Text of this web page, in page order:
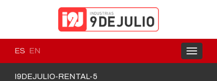
ES EN
Toggle
I9DEJULIO-RENTAL-5